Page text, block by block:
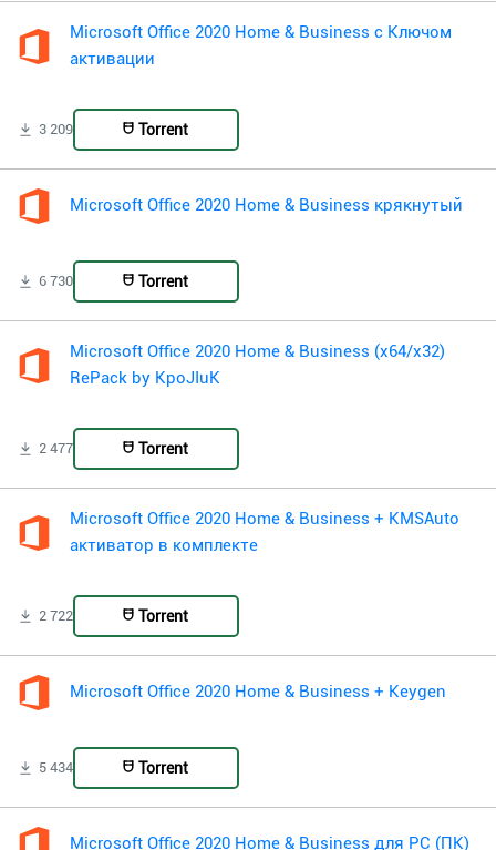
Microsoft Office 2020 Home & Business с Ключом
активации
3 209 Torrent
Microsoft Office 2020 Home & Business крякнутый
6 730 Torrent
Microsoft Office 2020 Home & Business (x64/x32)
RePack by KpoJIuK
2 477 Torrent
Microsoft Office 2020 Home & Business + KMSAuto
активатор в комплекте
2 722 Torrent
Microsoft Office 2020 Home & Business + Keygen
5 434 Torrent
Microsoft Office 2020 Home & Business для PC (ПК)